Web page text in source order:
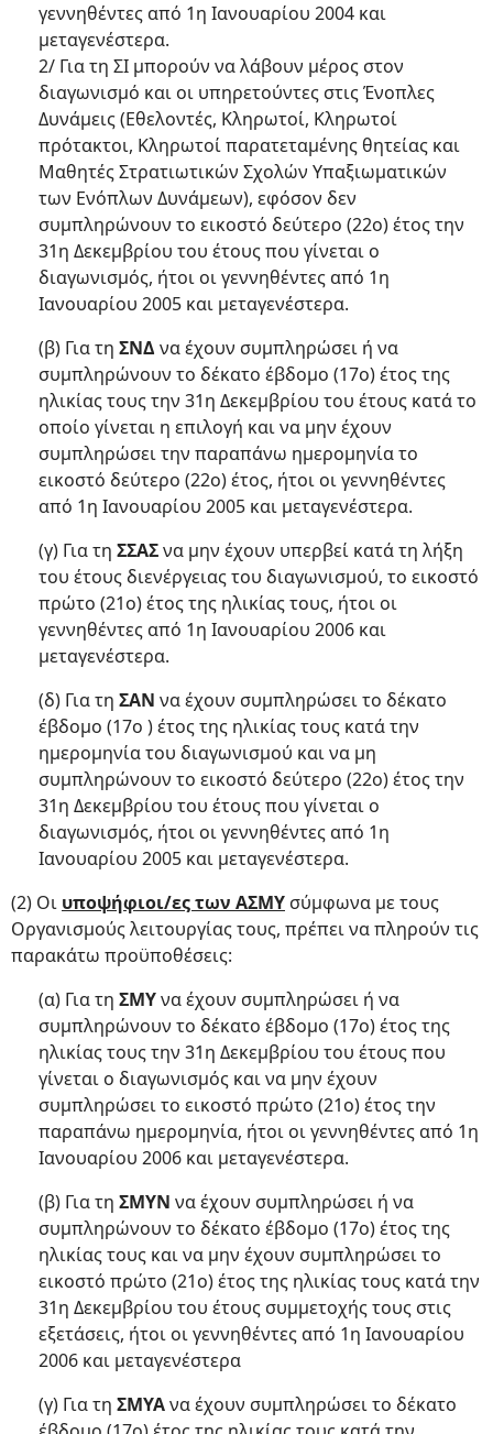
γεννηθέντες από 1η Ιανουαρίου 2004 και
μεταγενέστερα.
2/ Για τη ΣΙ μπορούν να λάβουν μέρος στον
διαγωνισμό και οι υπηρετούντες στις Ένοπλες
Δυνάμεις (Εθελοντές, Κληρωτοί, Κληρωτοί
πρότακτοι, Κληρωτοί παρατεταμένης θητείας και
Μαθητές Στρατιωτικών Σχολών Υπαξιωματικών
των Ενόπλων Δυνάμεων), εφόσον δεν
συμπληρώνουν το εικοστό δεύτερο (22ο) έτος την
31η Δεκεμβρίου του έτους που γίνεται ο
διαγωνισμός, ήτοι οι γεννηθέντες από 1η
Ιανουαρίου 2005 και μεταγενέστερα.
(β) Για τη ΣΝΔ να έχουν συμπληρώσει ή να
συμπληρώνουν το δέκατο έβδομο (17ο) έτος της
ηλικίας τους την 31η Δεκεμβρίου του έτους κατά το
οποίο γίνεται η επιλογή και να μην έχουν
συμπληρώσει την παραπάνω ημερομηνία το
εικοστό δεύτερο (22ο) έτος, ήτοι οι γεννηθέντες
από 1η Ιανουαρίου 2005 και μεταγενέστερα.
(γ) Για τη ΣΣΑΣνα μην έχουν υπερβεί κατά τη λήξη
του έτους διενέργειας του διαγωνισμού, το εικοστό
πρώτο (21ο) έτος της ηλικίας τους, ήτοι οι
γεννηθέντες από 1η Ιανουαρίου 2006 και
μεταγενέστερα.
(δ) Για τη ΣΑΝ να έχουν συμπληρώσει το δέκατο
έβδομο (17ο ) έτος της ηλικίας τους κατά την
ημερομηνία του διαγωνισμού και να μη
συμπληρώνουν το εικοστό δεύτερο (22ο) έτος την
31η Δεκεμβρίου του έτους που γίνεται ο
διαγωνισμός, ήτοι οι γεννηθέντες από 1η
Ιανουαρίου 2005 και μεταγενέστερα.
(2) Οι υποψήφιοι/ες των ΑΣΜΥ σύμφωνα με τους
Οργανισμούς λειτουργίας τους, πρέπει να πληρούν τις
παρακάτω προϋποθέσεις:
(α) Για τη ΣΜΥνα έχουν συμπληρώσει ή να
συμπληρώνουν το δέκατο έβδομο (17ο) έτος της
ηλικίας τους την 31η Δεκεμβρίου του έτους που
γίνεται ο διαγωνισμός και να μην έχουν
συμπληρώσει το εικοστό πρώτο (21ο) έτος την
παραπάνω ημερομηνία, ήτοι οι γεννηθέντες από 1η
Ιανουαρίου 2006 και μεταγενέστερα.
(β) Για τη ΣΜΥΝ να έχουν συμπληρώσει ή να
συμπληρώνουν το δέκατο έβδομο (17ο) έτος της
ηλικίας τους και να μην έχουν συμπληρώσει το
εικοστό πρώτο (21ο) έτος της ηλικίας τους κατά την
31η Δεκεμβρίου του έτους συμμετοχής τους στις
εξετάσεις, ήτοι οι γεννηθέντες από 1η Ιανουαρίου
2006 και μεταγενέστερα
(γ) Για τη ΣΜΥΑνα έχουν συμπληρώσει το δέκατο